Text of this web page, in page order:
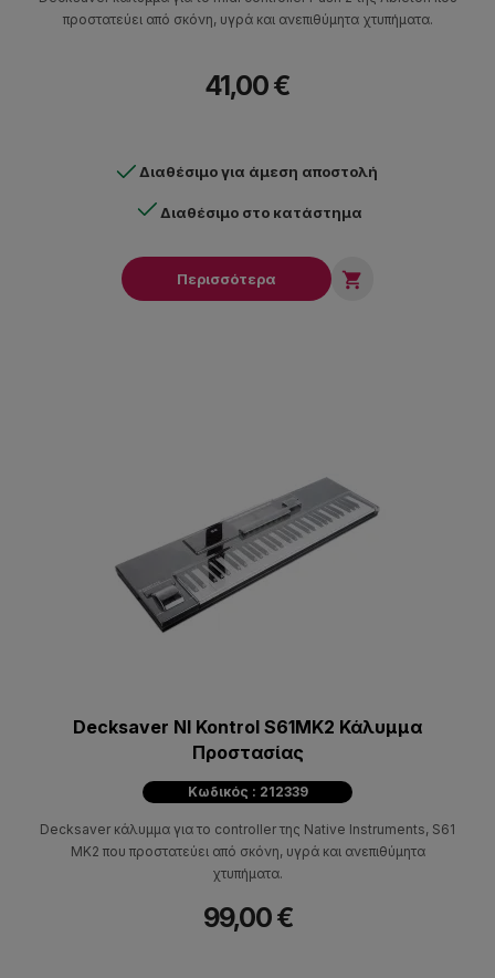
προστατεύει από σκόνη, υγρά και ανεπιθύμητα χτυπήματα.
41,00 €
Διαθέσιμο για άμεση αποστολή
Διαθέσιμο στο κατάστημα
Περισσότερα 
Decksaver NI Kontrol S61MK2 Κάλυμμα
Προστασίας
Κωδικός : 212339
Decksaver κάλυμμα για το controller της Native Instruments, S61
MK2 που προστατεύει από σκόνη, υγρά και ανεπιθύμητα
χτυπήματα.
99,00 €